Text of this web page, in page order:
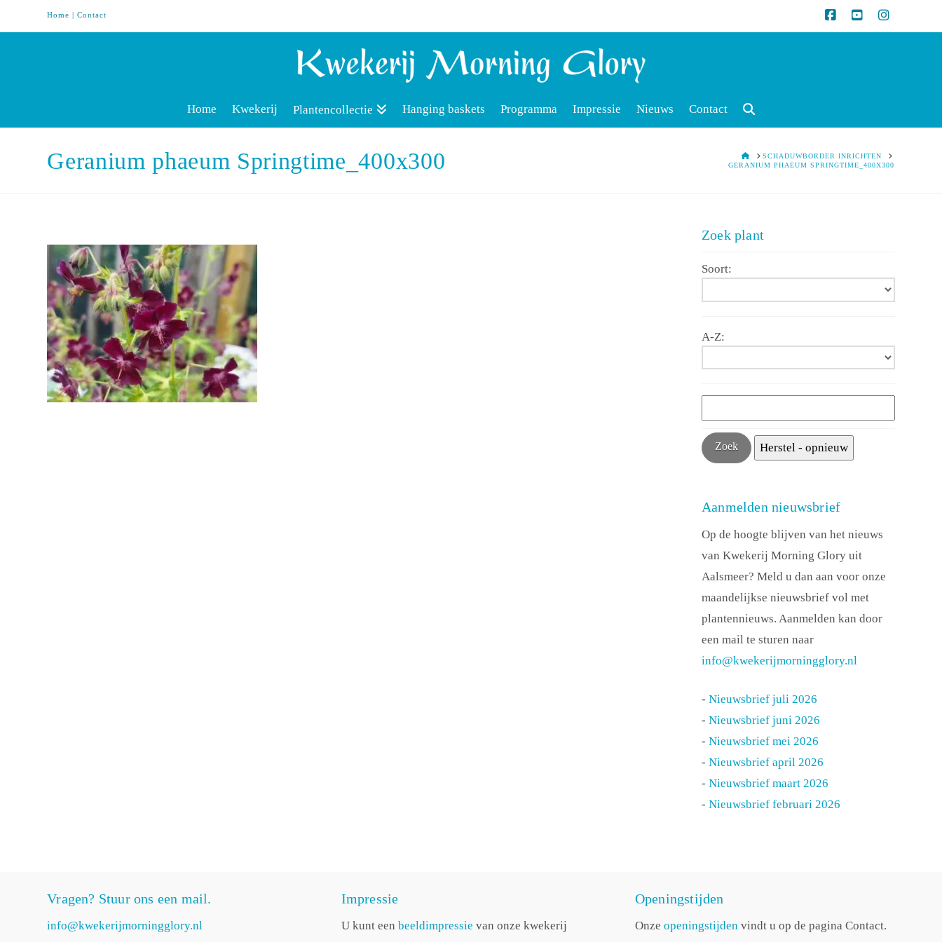
Home |Contact
Home Kwekerij Plantencollectie Hanging baskets Programma Impressie Nieuws Contact
Geranium phaeum Springtime_400x300 HOMESCHADUWBORDER INRICHTEN
GERANIUM PHAEUM SPRINGTIME_400X300
Zoek plant
Soort:
A-Z:
Aanmelden nieuwsbrief
Op de hoogte blijven van het nieuws
van Kwekerij Morning Glory uit
Aalsmeer? Meld u dan aan voor onze
maandelijkse nieuwsbrief vol met
plantennieuws. Aanmelden kan door
een mail te sturen naar
info@kwekerijmorningglory.nl
-Nieuwsbrief juli 2026
-Nieuwsbrief juni 2026
-Nieuwsbrief mei 2026
-Nieuwsbrief april 2026
-Nieuwsbrief maart 2026
-Nieuwsbrief februari 2026
Vragen? Stuur ons een mail.
info@kwekerijmorningglory.nl
Impressie
U kunt een beeldimpressie van onze kwekerij
Openingstijden
Onze openingstijdenvindt u op de pagina Contact.